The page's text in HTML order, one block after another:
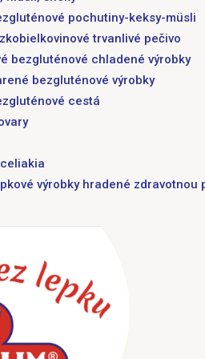
pochutiny-keksy-müsli
trvanlivé pečivo
bezgluténové chladené výrobky
bezgluténové výrobky
cestá
výrobky hradené zdravotnou